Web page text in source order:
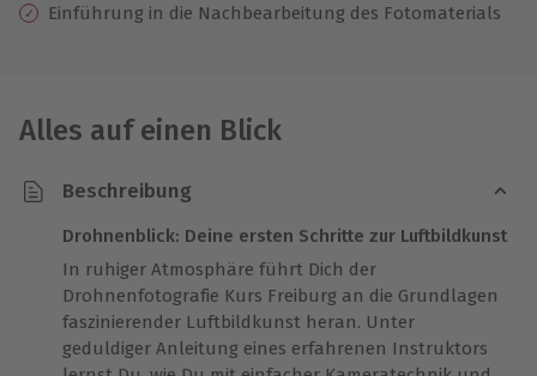
Einführung in die Nachbearbeitung des Fotomaterials
Alles auf einen Blick
Beschreibung
Drohnenblick: Deine ersten Schritte zur Luftbildkunst
In ruhiger Atmosphäre führt Dich der
Drohnenfotografie Kurs Freiburg an die Grundlagen
faszinierender Luftbildkunst heran. Unter
geduldiger Anleitung eines erfahrenen Instruktors